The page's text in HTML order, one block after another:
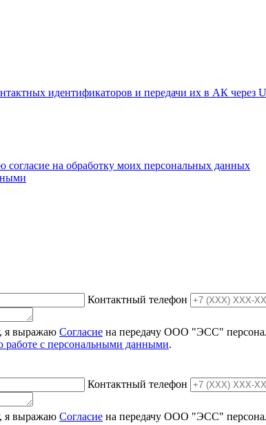
идентификаторов и передачи их в АК через
на обработку моих персональных данных
Контактный телефон
я выражаю Согласие на передачу ООО "ЭСС"
с персональными данными.
Контактный телефон
я выражаю Согласие на передачу ООО "ЭСС"